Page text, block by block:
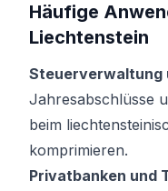
Häufige
Liechtenstein
Steuerverwaltung
Jahresabschlüsse
beim
komprimieren.
Privatbanken und